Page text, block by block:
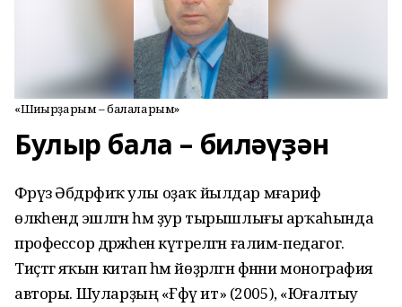
«Шиғырҙарым – балаларым»
Булыр бала – биләүҙән
Фәрүәз Әбдрәфиҡ улы оҙаҡ йылдар мәғариф
өлкәһендә эшләгән һәм ҙур тырышлығы арҡаһында
профессор дәрәжәһенә күтәрелгән ғалим-педагог.
Тиҫтәгә яҡын китап һәм йөҙәрләгән фәнни монография
авторы. Шуларҙың «Ғәфү ит» (2005), «Юғалтыу